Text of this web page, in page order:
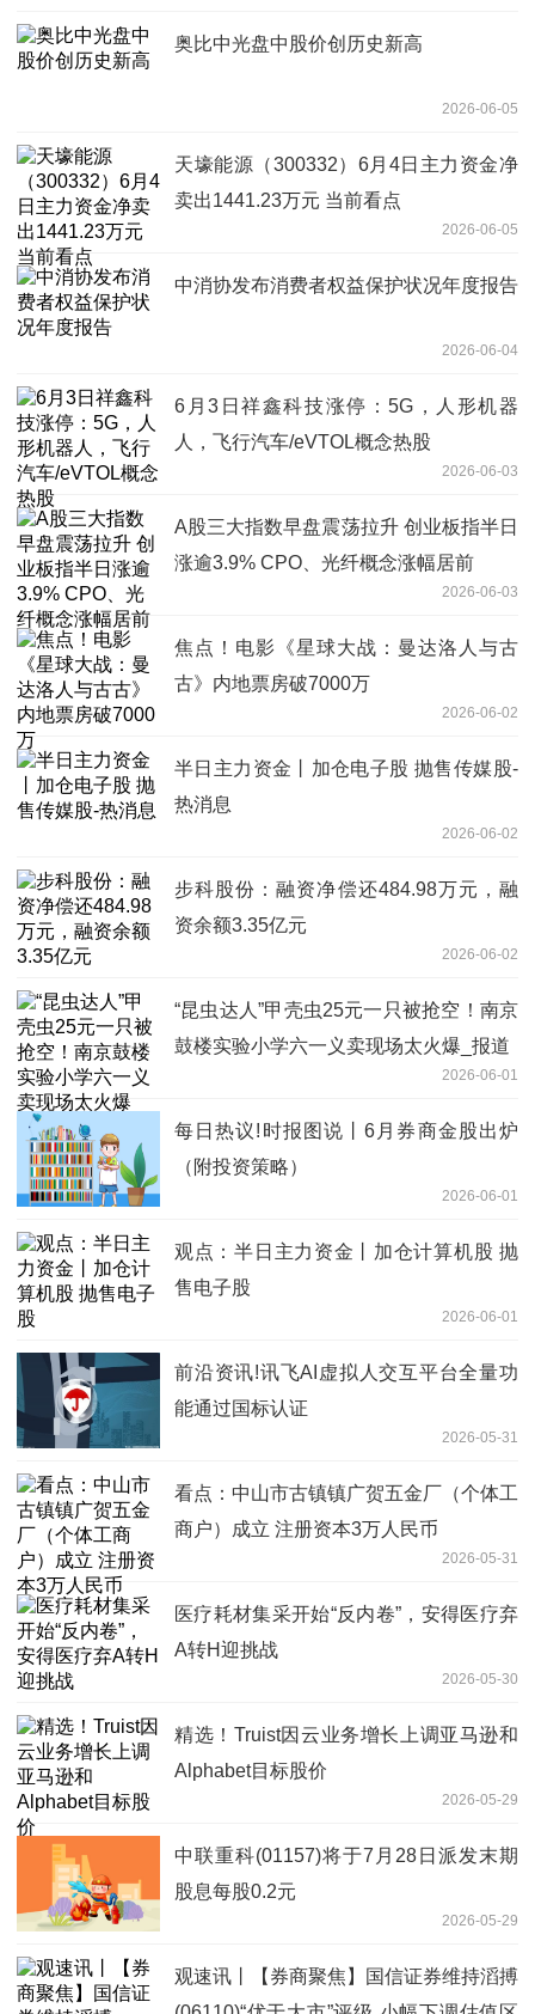
奥比中光盘中股价创历史新高
2026-06-05
天壕能源（300332）6月4日主力资金净
卖出1441.23万元 当前看点
2026-06-05
中消协发布消费者权益保护状况年度报告
2026-06-04
6月3日祥鑫科技涨停：5G，人形机器
人，飞行汽车/eVTOL概念热股
2026-06-03
A股三大指数早盘震荡拉升 创业板指半日
涨逾3.9% CPO、光纤概念涨幅居前
2026-06-03
焦点！电影《星球大战：曼达洛人与古
古》内地票房破7000万
2026-06-02
半日主力资金丨加仓电子股 抛售传媒股-
热消息
2026-06-02
步科股份：融资净偿还484.98万元，融
资余额3.35亿元
2026-06-02
“昆虫达人”甲壳虫25元一只被抢空！南京
鼓楼实验小学六一义卖现场太火爆_报道
2026-06-01
每日热议!时报图说丨6月券商金股出炉
（附投资策略）
2026-06-01
观点：半日主力资金丨加仓计算机股 抛
售电子股
2026-06-01
前沿资讯!讯飞AI虚拟人交互平台全量功
能通过国标认证
2026-05-31
看点：中山市古镇镇广贺五金厂（个体工
商户）成立 注册资本3万人民币
2026-05-31
医疗耗材集采开始“反内卷”，安得医疗弃
A转H迎挑战
2026-05-30
精选！Truist因云业务增长上调亚马逊和
Alphabet目标股价
2026-05-29
中联重科(01157)将于7月28日派发末期
股息每股0.2元
2026-05-29
观速讯丨【券商聚焦】国信证券维持滔搏